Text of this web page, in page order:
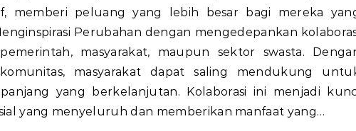
memberi peluang yang lebih besar bagi mereka
Perubahan dengan mengedepankan
masyarakat, maupun sektor swasta.
masyarakat dapat saling mendukung
yang berkelanjutan. Kolaborasi ini menjadi
yang menyeluruh dan memberikan manfaat yang…